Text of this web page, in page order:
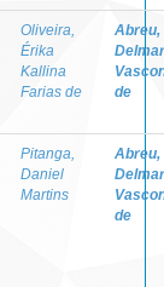
Oliveira,
Érika
Kallina
Farias de
Abreu,
de
Pitanga,
Daniel
Martins
Abreu,
de